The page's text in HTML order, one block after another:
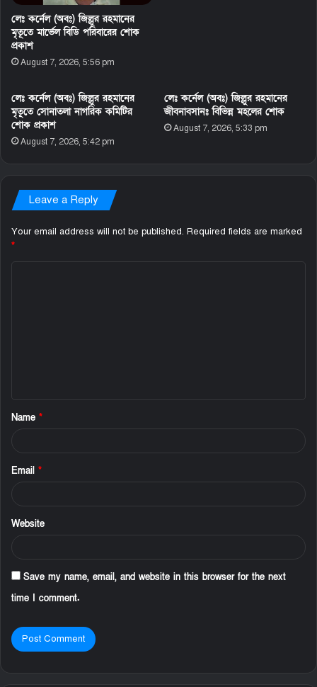
লেঃ কর্নেল (অবঃ) জিল্লুর রহমানের
মৃতূতে মার্ভেল বিডি পরিবারের শোক
প্রকাশ
August 7, 2026, 5:56 pm
লেঃ কর্নেল (অবঃ) জিল্লুর রহমানের
মৃতূতে সোনাতলা নাগরিক কমিটির
শোক প্রকাশ
August 7, 2026, 5:42 pm
লেঃ কর্নেল (অবঃ) জিল্লুর রহমানের
জীবনাবসানঃ বিভিন্ন মহলের শোক
August 7, 2026, 5:33 pm
Leave a Reply
Your email address will not be published. Required fields are marked
*
*
Name *
Email *
Website
Save my name, email, and website in this browser for the next
time I comment.